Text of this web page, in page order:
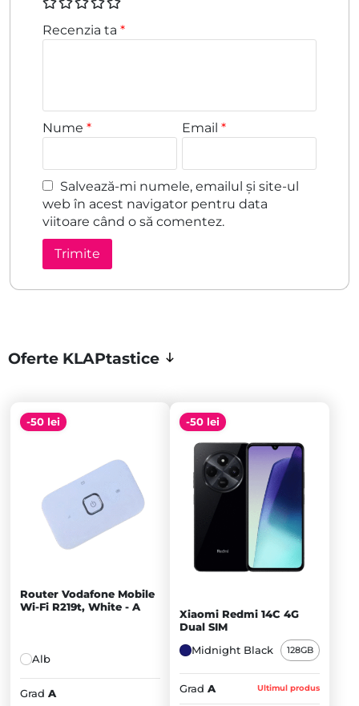
Recenzia ta *
Nume * Email*
Salvează-mi numele, emailul și site-ul
web în acest navigator pentru data
viitoare când o să comentez.
Oferte KLAPtastice
-50 lei
Router Vodafone Mobile
Wi-Fi R219t, White - A
Alb
Grad A
-50 lei
Xiaomi Redmi 14C 4G
Dual SIM
Midnight Black
128GB
Grad A Ultimul produs